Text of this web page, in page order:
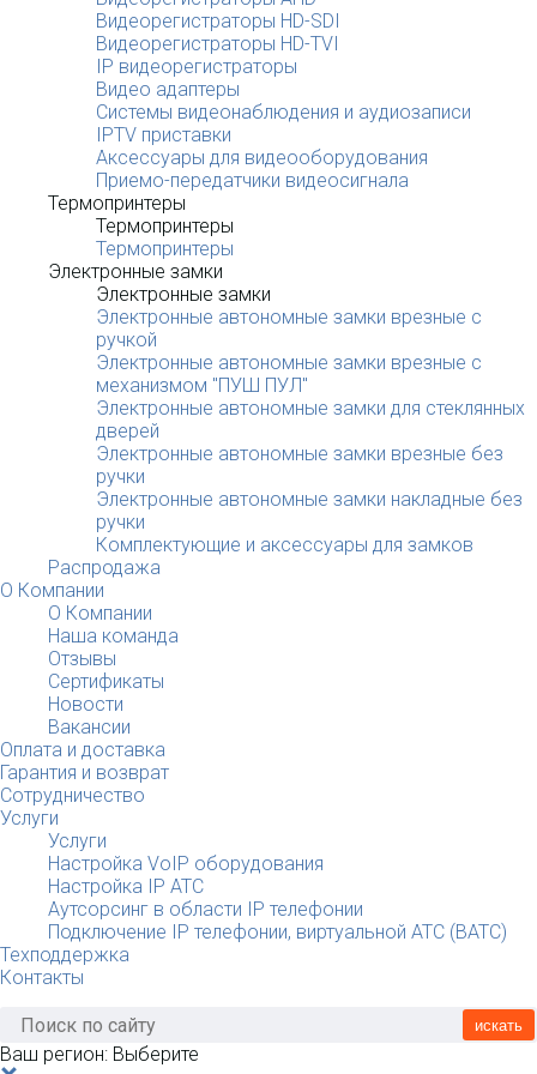
Видеорегистраторы HD-SDI
Видеорегистраторы HD-TVI
IP видеорегистраторы
Видео адаптеры
Системы видеонаблюдения и аудиозаписи
IPTV приставки
Аксессуары для видеооборудования
Приемо-передатчики видеосигнала
Термопринтеры
Термопринтеры
Термопринтеры
Электронные замки
Электронные замки
Электронные автономные замки врезные с
ручкой
Электронные автономные замки врезные с
механизмом "ПУШ ПУЛ"
Электронные автономные замки для стеклянных
дверей
Электронные автономные замки врезные без
ручки
Электронные автономные замки накладные без
ручки
Комплектующие и аксессуары для замков
Распродажа
О Компании
О Компании
Наша команда
Отзывы
Сертификаты
Новости
Вакансии
Оплата и доставка
Гарантия и возврат
Сотрудничество
Услуги
Услуги
Настройка VoIP оборудования
Настройка IP АТС
Аутсорсинг в области IP телефонии
Подключение IP телефонии, виртуальной АТС (ВАТС)
Техподдержка
Контакты
искать
Ваш регион: Выберите